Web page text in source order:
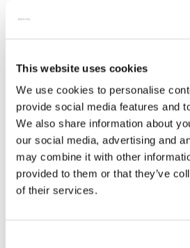
This website uses cookies
We use cookies to personalise
provide social media features and
We also share information about
our social media, advertising and
may combine it with other
provided to them or that they’ve
of their services.